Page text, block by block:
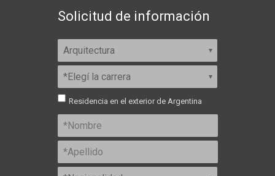
Solicitud de información
Residencia en el exterior de Argentina